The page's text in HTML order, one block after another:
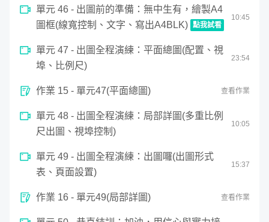
單元 46 - 出圖前的準備：無中生有，繪製A4
圖框(線寬控制、文字、寫出A4BLK) 點我試看
10:45
出圖前的準備：無中生有，繪製A4圖框(線寬控制、文字
seconds
seconds
單元 47 - 出圖全程演練：平面總圖(配置、視
埠、比例尺)
23:54
作業 15 - 單元47(平面總圖) 查看作業
單元 48 - 出圖全程演練：局部詳圖(多重比例
尺出圖、視埠控制)
10:05
單元 49 - 出圖全程演練：出圖囉(出圖形式
表、頁面設置)
15:37
作業 16 - 單元49(局部詳圖) 查看作業